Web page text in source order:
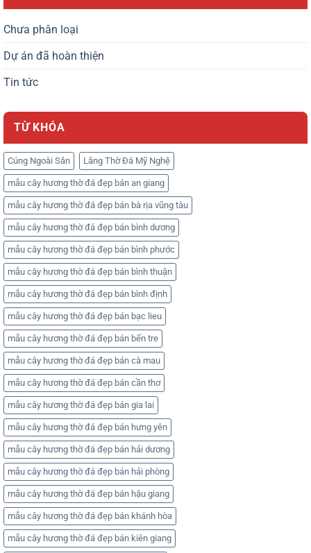
Chưa phân loại
Dự án đã hoàn thiện
Tin tức
TỪ KHÓA
Cúng Ngoài Sân Lăng Thờ Đá Mỹ Nghệ
mẫu cây hương thờ đá đẹp bán an giang
mẫu cây hương thờ đá đẹp bán bà rịa vũng tàu
mẫu cây hương thờ đá đẹp bán bình dương
mẫu cây hương thờ đá đẹp bán bình phước
mẫu cây hương thờ đá đẹp bán bình thuận
mẫu cây hương thờ đá đẹp bán bình định
mẫu cây hương thờ đá đẹp bán bạc lieu
mẫu cây hương thờ đá đẹp bán bến tre
mẫu cây hương thờ đá đẹp bán cà mau
mẫu cây hương thờ đá đẹp bán cần thơ
mẫu cây hương thờ đá đẹp bán gia lai
mẫu cây hương thờ đá đẹp bán hưng yên
mẫu cây hương thờ đá đẹp bán hải dương
mẫu cây hương thờ đá đẹp bán hải phòng
mẫu cây hương thờ đá đẹp bán hậu giang
mẫu cây hương thờ đá đẹp bán khánh hòa
mẫu cây hương thờ đá đẹp bán kiên giang